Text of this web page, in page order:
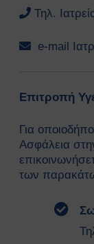
Τηλ.
e-mail
Επιτροπή
Για
Ασφάλεια
των παρακάτω